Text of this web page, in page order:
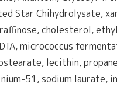
Star Chihydrolysate,
cholesterol,
micrococcus
lecithin,
51, sodium laurate,